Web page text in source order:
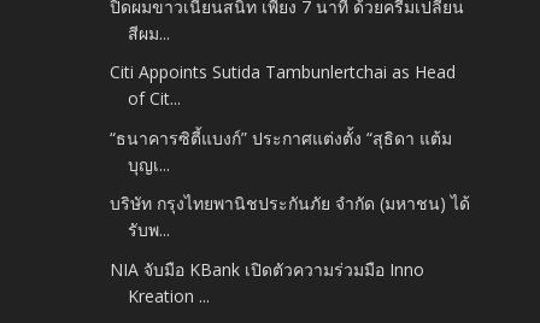
ปิดผมขาวเนียนสนิท เพียง 7 นาที ด้วยครีมเปลี่ยน
สีผม...
Citi Appoints Sutida Tambunlertchai as Head
of Cit...
“ธนาคารซิตี้แบงก์” ประกาศแต่งตั้ง “สุธิดา แต้ม
บุญเ...
บริษัท กรุงไทยพานิชประกันภัย จำกัด (มหาชน) ได้
รับพ...
NIA จับมือ KBank เปิดตัวความร่วมมือ Inno
Kreation ...